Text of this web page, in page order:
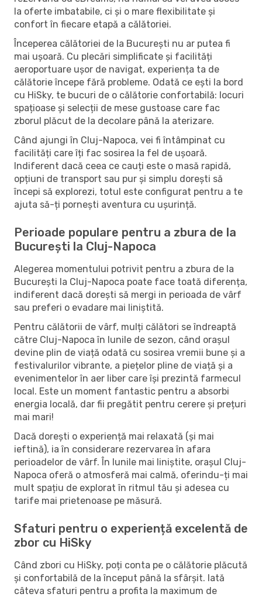
la oferte imbatabile, ci și o mare flexibilitate și
confort în fiecare etapă a călătoriei.
Începerea călătoriei de la București nu ar putea fi
mai ușoară. Cu plecări simplificate și facilități
aeroportuare ușor de navigat, experiența ta de
călătorie începe fără probleme. Odată ce ești la bord
cu HiSky, te bucuri de o călătorie confortabilă: locuri
spațioase și selecții de mese gustoase care fac
zborul plăcut de la decolare până la aterizare.
Când ajungi în Cluj-Napoca, vei fi întâmpinat cu
facilități care îți fac sosirea la fel de ușoară.
Indiferent dacă ceea ce cauți este o masă rapidă,
opțiuni de transport sau pur și simplu dorești să
începi să explorezi, totul este configurat pentru a te
ajuta să-ți pornești aventura cu ușurință.
Perioade populare pentru a zbura de la
București la Cluj-Napoca
Alegerea momentului potrivit pentru a zbura de la
București la Cluj-Napoca poate face toată diferența,
indiferent dacă dorești să mergi in perioada de vârf
sau preferi o evadare mai liniștită.
Pentru călătorii de vârf, mulți călători se îndreaptă
către Cluj-Napoca în lunile de sezon, când orașul
devine plin de viață odată cu sosirea vremii bune și a
festivalurilor vibrante, a piețelor pline de viață și a
evenimentelor în aer liber care își prezintă farmecul
local. Este un moment fantastic pentru a absorbi
energia locală, dar fii pregătit pentru cerere și prețuri
mai mari!
Dacă dorești o experiență mai relaxată (și mai
ieftină), ia în considerare rezervarea în afara
perioadelor de vârf. În lunile mai liniștite, orașul Cluj-
Napoca oferă o atmosferă mai calmă, oferindu-ți mai
mult spațiu de explorat în ritmul tău și adesea cu
tarife mai prietenoase pe măsură.
Sfaturi pentru o experiență excelentă de
zbor cu HiSky
Când zbori cu HiSky, poți conta pe o călătorie plăcută
și confortabilă de la început până la sfârșit. Iată
câteva sfaturi pentru a profita la maximum de